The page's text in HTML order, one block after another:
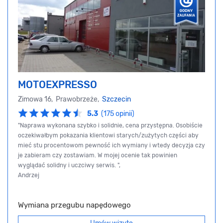
MOTOEXPRESSO
Zimowa 16, Prawobrzeże, Szczecin
5.3 (175 opinii)
"Naprawa wykonana szybko i solidnie, cena przystępna. Osobiście
oczekiwałbym pokazania klientowi starych/zużytych części aby
mieć stu procentowom pewność ich wymiany i wtedy decyzja czy
je zabieram czy zostawiam. W mojej ocenie tak powinien
wyglądać solidny i uczciwy serwis. ",
Andrzej
Wymiana przegubu napędowego